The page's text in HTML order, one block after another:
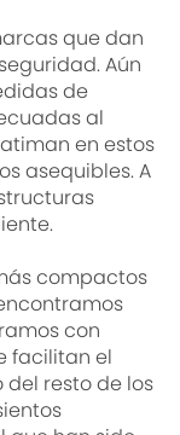
que dan
Aún
de
al
en estos
asequibles. A
compactos
con
facilitan el
resto de los